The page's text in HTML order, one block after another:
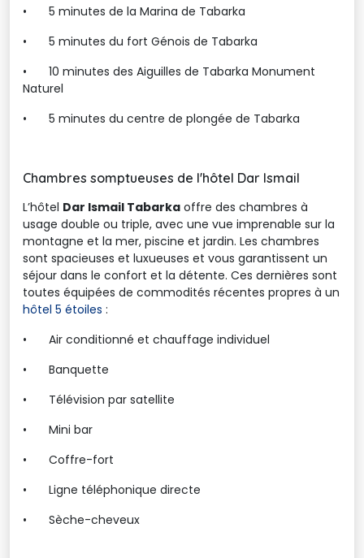
•
5 minutes de la Marina de Tabarka
•
5 minutes du fort Génois de Tabarka
•
10 minutes des Aiguilles de Tabarka Monument
Naturel
•
5 minutes du centre de plongée de Tabarka
Chambres somptueuses de l'hôtel Dar Ismail
L’hôtel Dar Ismail Tabarka offre des chambres à
usage double ou triple, avec une vue imprenable sur la
montagne et la mer, piscine et jardin. Les chambres
sont spacieuses et luxueuses et vous garantissent un
séjour dans le confort et la détente. Ces dernières sont
toutes équipées de commodités récentes propres à un
hôtel 5 étoiles :
•
Air conditionné et chauffage individuel
•
Banquette
•
Télévision par satellite
•
Mini bar
•
Coffre-fort
•
Ligne téléphonique directe
•
Sèche-cheveux